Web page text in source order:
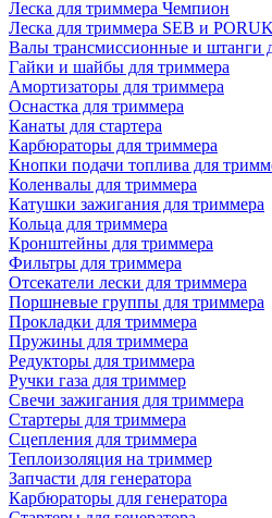
Леска для триммера Чемпион
Леска для триммера SEB и
Валы трансмиссионные и штанги
Гайки и шайбы для триммера
Амортизаторы для триммера
Оснастка для триммера
Канаты для стартера
Карбюраторы для триммера
Кнопки подачи топлива для
Коленвалы для триммера
Катушки зажигания для триммера
Кольца для триммера
Кронштейны для триммера
Фильтры для триммера
Отсекатели лески для триммера
Поршневые группы для триммера
Прокладки для триммера
Пружины для триммера
Редукторы для триммера
Ручки газа для триммер
Свечи зажигания для триммера
Стартеры для триммера
Сцепления для триммера
Теплоизоляция на триммер
Запчасти для генератора
Карбюраторы для генератора